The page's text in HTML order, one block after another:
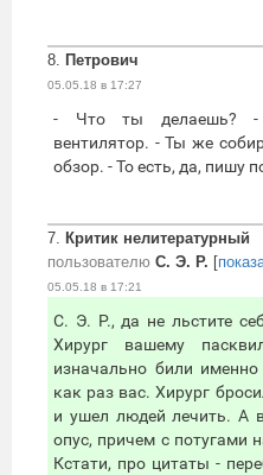
8. Петрович
05.05.18 в 17:27
- Что ты делаешь? -
вентилятор. - Ты же
обзор. - То есть, да, пишу
7. Критик нелитературный
пользователю С. Э. Р. [
05.05.18 в 17:21
С. Э. Р., да не льстите
Хирург вашему
изначально били
как раз вас. Хирург
и ушел людей лечить. А
опус, причем с потугами
Кстати, про цитаты -